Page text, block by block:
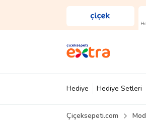
Hediye Hediye Setleri
Diğer Ayakkabı &
Çiçeksepeti.com